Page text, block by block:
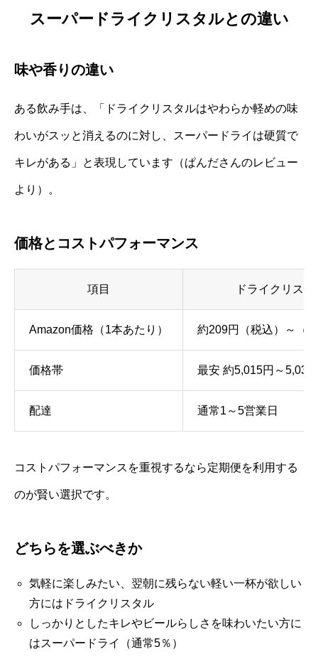
スーパードライクリスタルとの違い
味や香りの違い
ある飲み手は、「ドライクリスタルはやわらか軽めの味
わいがスッと消えるのに対し、スーパードライは硬質で
キレがある」と表現しています（ぱんださんのレビュー
より）。
価格とコストパフォーマンス
項目 ドライクリス
Amazon価格（1本あたり） 約209円（税込）～（
価格帯 最安 約5,015円～5,034
配達 通常1～5営業日
コストパフォーマンスを重視するなら定期便を利用する
のが賢い選択です。
どちらを選ぶべきか
気軽に楽しみたい、翌朝に残らない軽い一杯が欲しい
方にはドライクリスタル
しっかりとしたキレやビールらしさを味わいたい方に
はスーパードライ（通常5％）